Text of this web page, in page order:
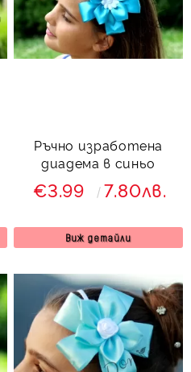
Ръчно изработена
диадема в синьо
€3.99 7.80лв.
Виж детайли